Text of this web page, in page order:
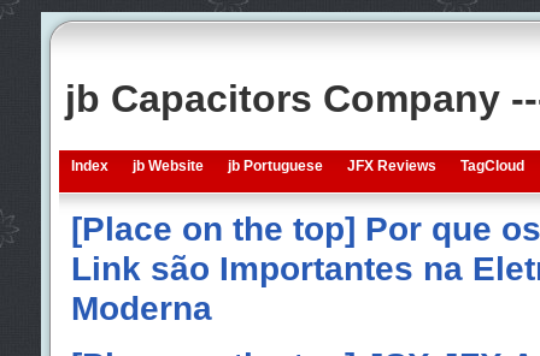
jb Capacitors Company
Index jb Website jb Portuguese JFX Reviews TagCloud
[Place on the top] Por que
Link são Importantes na
Moderna